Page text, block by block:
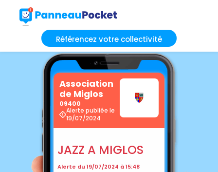
Référencez votre collectivité
Association
de Miglos
09400
Alerte publiée le
19/07/2024
JAZZ A MIGLOS
Alerte du 19/07/2024 à 15:48